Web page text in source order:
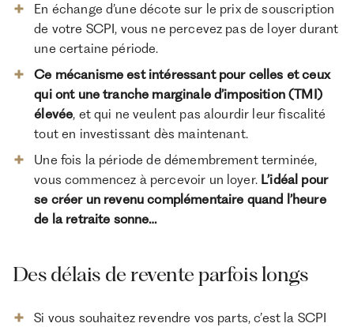
En échange d’une décote sur le prix de souscription
de votre SCPI, vous ne percevez pas de loyer durant
une certaine période.
Ce mécanisme est intéressant pour celles et ceux
qui ont une tranche marginale d’imposition (TMI)
élevée, et qui ne veulent pas alourdir leur fiscalité
tout en investissant dès maintenant.
Une fois la période de démembrement terminée,
vous commencez à percevoir un loyer. L’idéal pour
se créer un revenu complémentaire quand l’heure
de la retraite sonne…
Des délais de revente parfois longs
Si vous souhaitez revendre vos parts, c’est la SCPI